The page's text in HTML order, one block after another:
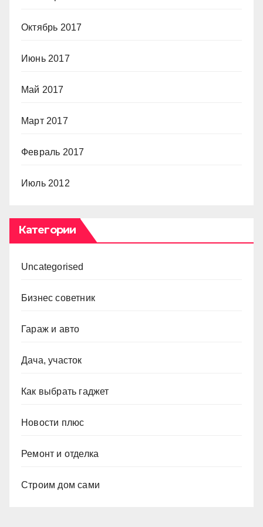
Октябрь 2017
Июнь 2017
Май 2017
Март 2017
Февраль 2017
Июль 2012
Категории
Uncategorised
Бизнес советник
Гараж и авто
Дача, участок
Как выбрать гаджет
Новости плюс
Ремонт и отделка
Строим дом сами